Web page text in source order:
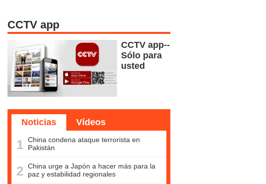
CCTV app
CCTV app--
Sólo para
usted
Noticias Vídeos
1 China condena ataque terrorista en
Pakistán
2 China urge a Japón a hacer más para la
paz y estabilidad regionales